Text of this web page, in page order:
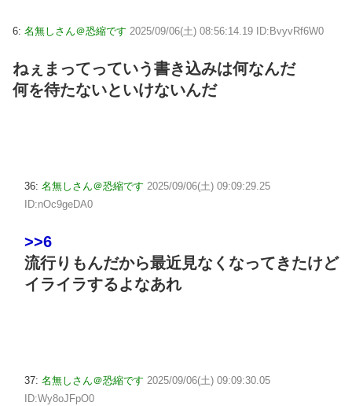
6: 名無しさん＠恐縮です 2025/09/06(土) 08:56:14.19 ID:BvyvRf6W0
ねぇまってっていう書き込みは何なんだ
何を待たないといけないんだ
36: 名無しさん＠恐縮です 2025/09/06(土) 09:09:29.25
ID:nOc9geDA0
>>6
流行りもんだから最近見なくなってきたけど
イライラするよなあれ
37: 名無しさん＠恐縮です 2025/09/06(土) 09:09:30.05
ID:Wy8oJFpO0